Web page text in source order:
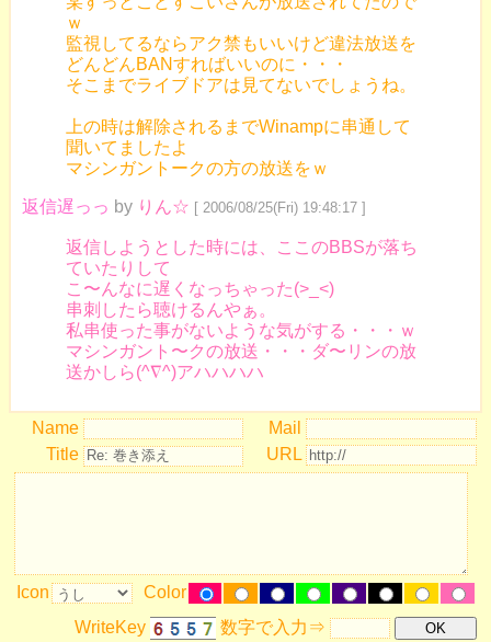
ｗ
監視してるならアク禁もいいけど違法放送を
どんどんBANすればいいのに・・・
そこまでライブドアは見てないでしょうね。
上の時は解除されるまでWinampに串通して
聞いてましたよ
マシンガントークの方の放送をｗ
返信遅っっ by りん☆ [ 2006/08/25(Fri) 19:48:17 ]
返信しようとした時には、ここのBBSが落ち
ていたりして
こ〜んなに遅くなっちゃった(>_<)
串刺したら聴けるんやぁ。
私串使った事がないような気がする・・・ｗ
マシンガント〜クの放送・・・ダ〜リンの放
送かしら(^∇^)アハハハハ
Name
Mail
Title
URL
Icon
Color
WriteKey
数字で入力⇒